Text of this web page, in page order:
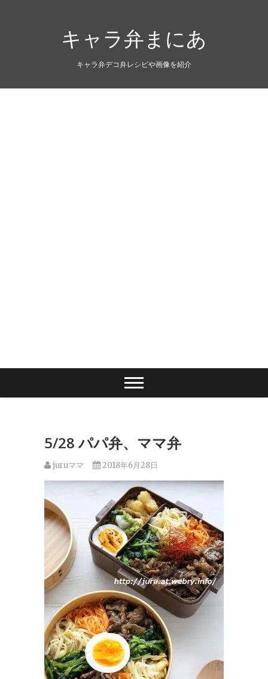
キャラ弁まにあ
キャラ弁デコ弁レシピや画像を紹介
5/28 パパ弁、ママ弁
juruママ 2018年6月28日